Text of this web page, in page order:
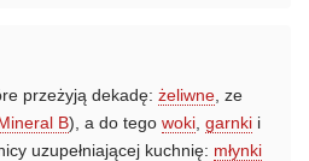
przeżyją dekadę:żeliwne , ze
B), a do tegowoki ,garnki i
uzupełniającej kuchnię: młynki